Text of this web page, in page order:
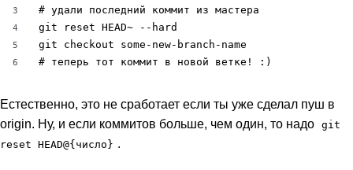
3
4
5
6
# удали последний коммит из мастера
git reset HEAD~ --hard
git checkout some-new-branch-name
# теперь тот коммит в новой ветке! :)
Естественно, это не сработает если ты уже сделал пуш в
origin. Ну, и если коммитов больше, чем один, то надо git
reset HEAD@{число} .